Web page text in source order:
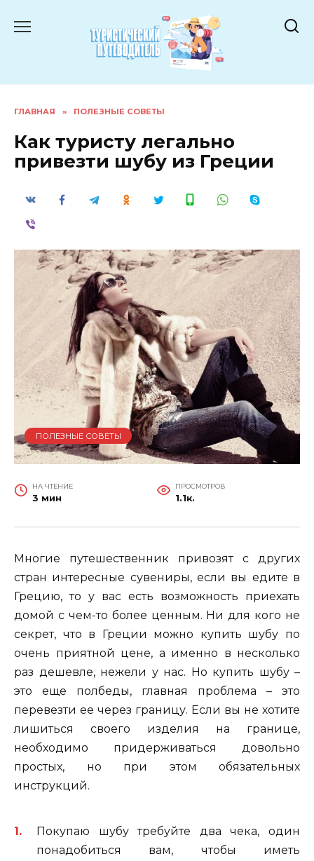
ГЛАВНАЯ » ПОЛЕЗНЫЕ СОВЕТЫ
Как туристу легально
привезти шубу из Греции
ПОЛЕЗНЫЕ СОВЕТЫ
НА ЧТЕНИЕ
3 мин
ПРОСМОТРОВ
1.1к.
Многие путешественник привозят с других
стран интересные сувениры, если вы едите в
Грецию, то у вас есть возможность приехать
домой с чем-то более ценным. Ни для кого не
секрет, что в Греции можно купить шубу по
очень приятной цене, а именно в несколько
раз дешевле, нежели у нас. Но купить шубу –
это еще полбеды, главная проблема – это
перевезти ее через границу. Если вы не хотите
лишиться своего изделия на границе,
необходимо придерживаться довольно
простых, но при этом обязательных
инструкций.
Покупаю шубу требуйте два чека, один
понадобиться вам, чтобы иметь